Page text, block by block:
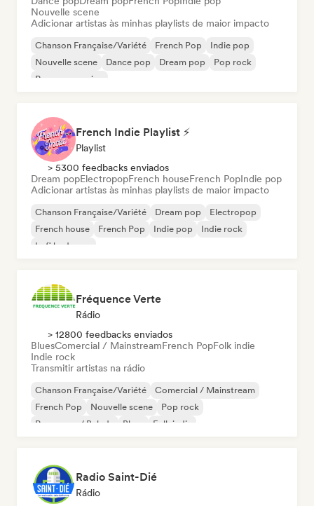
Nouvelle scene
Adicionar artistas às minhas playlists de maior impacto
Chanson Française/Variété French Pop
Indie pop
Nouvelle scene
Dance pop Dream pop
Pop rock
Pop progressivo
French Indie Playlist ⚡
Playlist
> 5300 feedbacks enviados
Dream popElectropopFrench houseFrench PopIndie pop
Adicionar artistas às minhas playlists de maior impacto
Chanson Française/Variété Dream pop
Electropop
French house
French Pop Indie pop
Indie rock
Lofi bedroom
Fréquence Verte
Rádio
> 12800 feedbacks enviados
BluesComercial / MainstreamFrench PopFolk indie
Indie rock
Transmitir artistas na rádio
Chanson Française/Variété
Comercial / Mainstream
French Pop
Nouvelle scene
Pop rock
Pop suave / Balada
Blues Folk indie
Radio Saint-Dié
Rádio